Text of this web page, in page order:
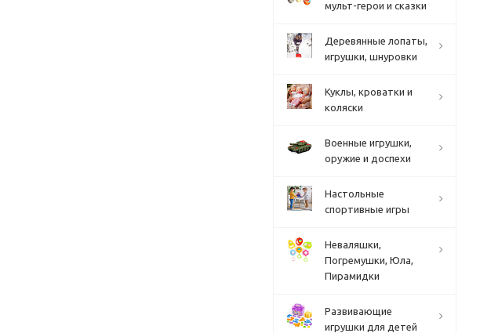
мульт-герои и сказки
Деревянные лопаты,
игрушки, шнуровки
Куклы, кроватки и
коляски
Военные игрушки,
оружие и доспехи
Настольные
спортивные игры
Неваляшки,
Погремушки, Юла,
Пирамидки
Развивающие
игрушки для детей